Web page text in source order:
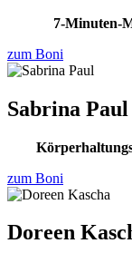
7-Minuten-
zum Boni
Sabrina Paul
zum Boni
Doreen